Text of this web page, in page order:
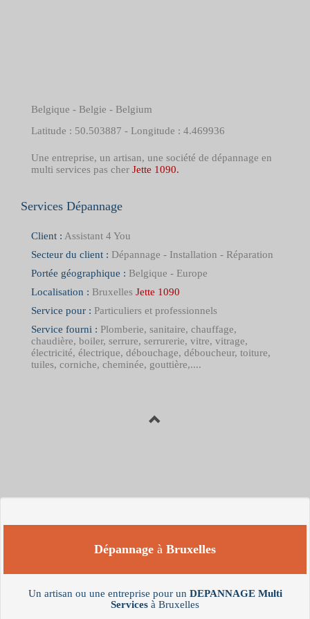
Belgique - Belgie - Belgium
Latitude : 50.503887 - Longitude : 4.469936
Une entreprise, un artisan, une société de dépannage en
multi services pas cher Jette 1090.
Services Dépannage
Client : Assistant 4 You
Secteur du client : Dépannage - Installation - Réparation
Portée géographique : Belgique - Europe
Localisation : Bruxelles Jette 1090
Service pour : Particuliers et professionnels
Service fourni : Plomberie, sanitaire, chauffage,
chaudière, boiler, serrure, serrurerie, vitre, vitrage,
électricité, électrique, débouchage, déboucheur, toiture,
tuiles, corniche, cheminée, gouttière,....
Dépannage à Bruxelles
Un artisan ou une entreprise pour un DEPANNAGE Multi
Services à Bruxelles